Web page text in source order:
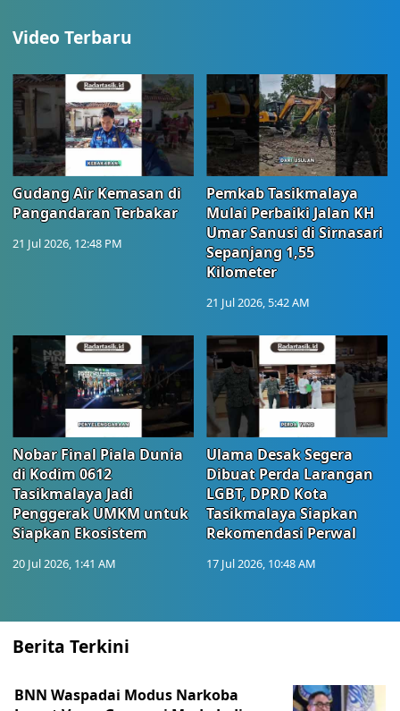
Video Terbaru
Gudang Air Kemasan di
Pangandaran Terbakar
21 Jul 2026, 12:48 PM
Pemkab Tasikmalaya
Mulai Perbaiki Jalan KH
Umar Sanusi di Sirnasari
Sepanjang 1,55
Kilometer
21 Jul 2026, 5:42 AM
Nobar Final Piala Dunia
di Kodim 0612
Tasikmalaya Jadi
Penggerak UMKM untuk
Siapkan Ekosistem
20 Jul 2026, 1:41 AM
Ulama Desak Segera
Dibuat Perda Larangan
LGBT, DPRD Kota
Tasikmalaya Siapkan
Rekomendasi Perwal
17 Jul 2026, 10:48 AM
Berita Terkini
BNN Waspadai Modus Narkoba